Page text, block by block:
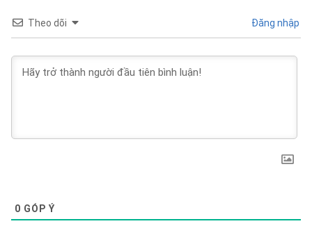
Theo dõi Đăng nhập
0 GÓP Ý